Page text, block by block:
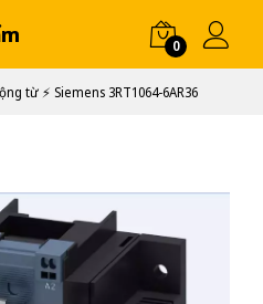
0
từ ⚡️ Siemens 3RT1064-6AR36